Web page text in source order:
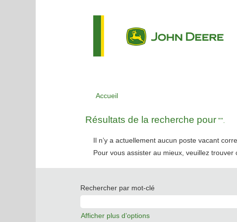
Accueil
Résultats de la recherche pour "".
Il n’y a actuellement aucun poste vacant
Pour vous assister au mieux, veuillez trouver
Rechercher par mot-clé
Afficher plus d’options